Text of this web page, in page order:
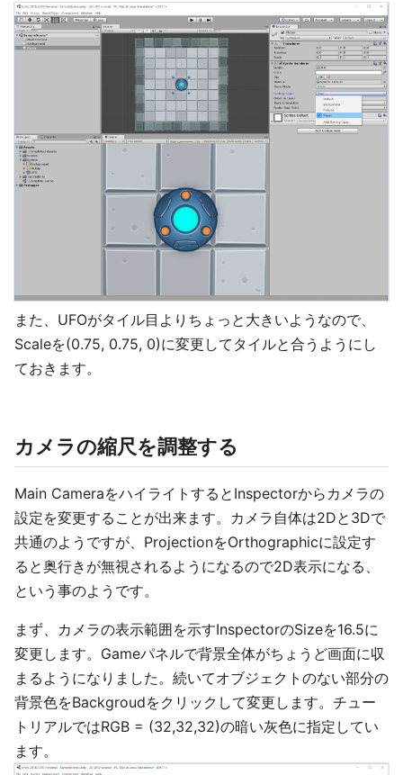
また、UFOがタイル目よりちょっと大きいようなので、
Scaleを(0.75, 0.75, 0)に変更してタイルと合うようにし
ておきます。
カメラの縮尺を調整する
Main CameraをハイライトするとInspectorからカメラの
設定を変更することが出来ます。カメラ自体は2Dと3Dで
共通のようですが、ProjectionをOrthographicに設定す
ると奥行きが無視されるようになるので2D表示になる、
という事のようです。
まず、カメラの表示範囲を示すInspectorのSizeを16.5に
変更します。Gameパネルで背景全体がちょうど画面に収
まるようになりました。続いてオブジェクトのない部分の
背景色をBackgroudをクリックして変更します。チュー
トリアルではRGB = (32,32,32)の暗い灰色に指定してい
ます。